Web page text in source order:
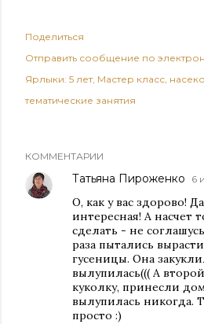
Поделиться
Отправить сообщение по
Ярлыки: 5 лет Мастер класс
тематические занятия
КОММЕНТАРИИ
Татьяна Пироженко 6
О, как у вас здорово!
интересная! А насчет
сделать - не
раза пытались
гусеницы. Она
вылупилась((( А
куколку, принесли
вылупилась никогда.
просто :)